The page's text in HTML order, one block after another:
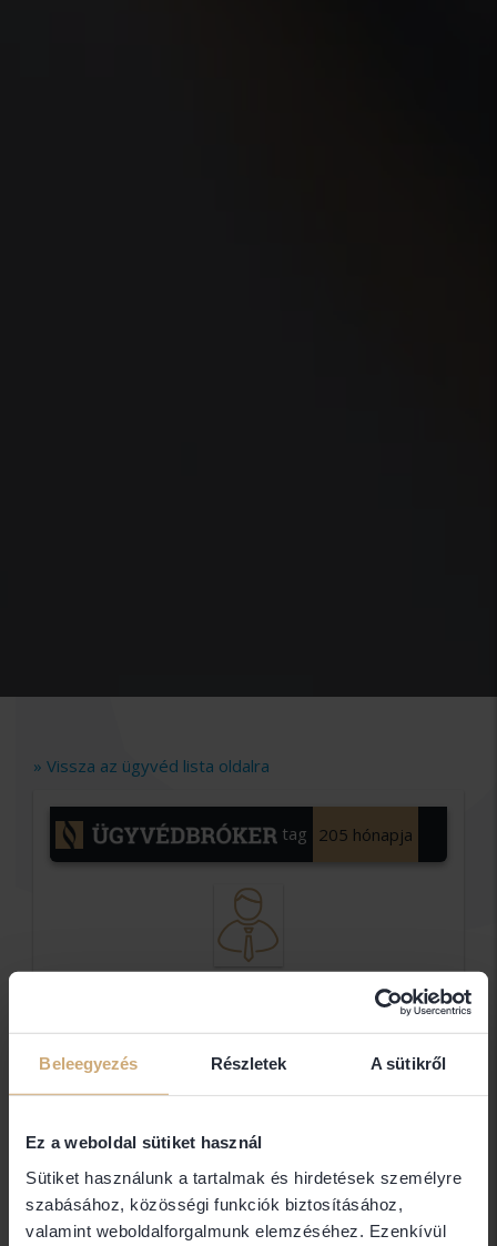
Beleegyezés Részletek A sütikről
Ez a weboldal sütiket használ
Sütiket használunk a tartalmak és hirdetések személyre
szabásához, közösségi funkciók biztosításához,
valamint weboldalforgalmunk elemzéséhez. Ezenkívül
» Vissza az ügyvéd lista oldalra
tag 205 hónapja
Szabó
Péter
Iroda
Dr. D. Szabó Péter